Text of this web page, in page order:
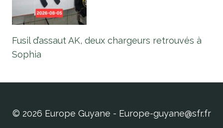
Fusil d’assaut AK, deux chargeurs retrouvés à
Sophia
© 2026 Europe Guyane - Europe-guyane@sfr.fr